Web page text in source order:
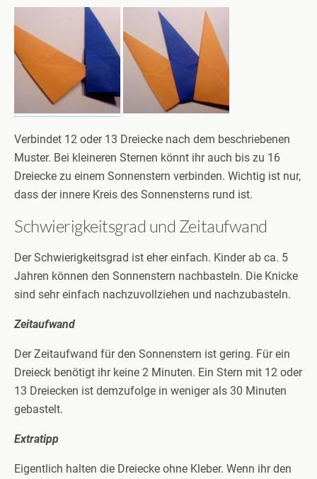
Verbindet 12 oder 13 Dreiecke nach dem beschriebenen
Muster. Bei kleineren Sternen könnt ihr auch bis zu 16
Dreiecke zu einem Sonnenstern verbinden. Wichtig ist nur,
dass der innere Kreis des Sonnensterns rund ist.
Schwierigkeitsgrad und Zeitaufwand
Der Schwierigkeitsgrad ist eher einfach. Kinder ab ca. 5
Jahren können den Sonnenstern nachbasteln. Die Knicke
sind sehr einfach nachzuvollziehen und nachzubasteln.
Zeitaufwand
Der Zeitaufwand für den Sonnenstern ist gering. Für ein
Dreieck benötigt ihr keine 2 Minuten. Ein Stern mit 12 oder
13 Dreiecken ist demzufolge in weniger als 30 Minuten
gebastelt.
Extratipp
Eigentlich halten die Dreiecke ohne Kleber. Wenn ihr den